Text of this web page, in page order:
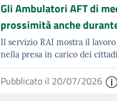
Gli Ambulatori AFT di
prossimità anche
Il servizio RAI mostra il
nella presa in carico dei
Pubblicato il 20/07/2026